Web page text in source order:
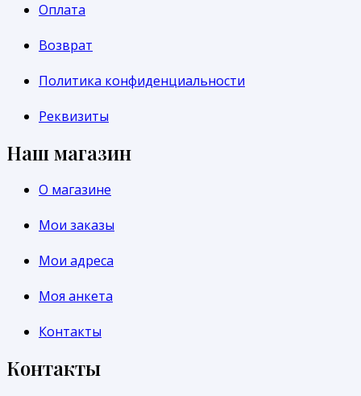
Оплата
Возврат
Политика конфиденциальности
Реквизиты
Наш магазин
О магазине
Мои заказы
Мои адреса
Моя анкета
Контакты
Контакты